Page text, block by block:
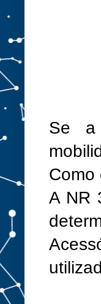
Se a
Como
A NR